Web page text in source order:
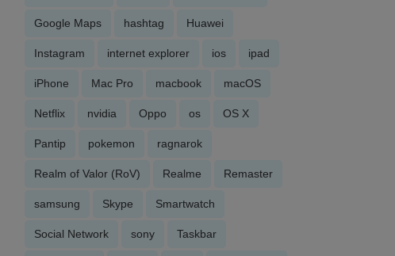
Google Maps hashtag Huawei
Instagram internet explorer ios ipad
iPhone Mac Pro macbook macOS
Netflix nvidia Oppo os OS X
Pantip pokemon ragnarok
Realm of Valor (RoV) Realme Remaster
samsung Skype Smartwatch
Social Network sony Taskbar